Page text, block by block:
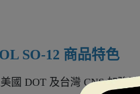
SO-12 商品特色
國 DOT 及台灣 CNS 加強